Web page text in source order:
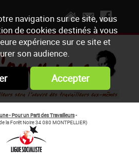
navigation sur ce site, vous
de cookies destinés à vous
expérience sur ce site et
son audience.
Accepter
- Pour un Parti des Travailleurs-
la Forêt Noire 34 080 MONTPELLIER)